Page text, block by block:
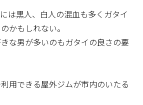
は黒人、白人の混血も多くガタイ
かもしれない。
な男が多いのもガタイの良さの要
用できる屋外ジムが市内のいたる